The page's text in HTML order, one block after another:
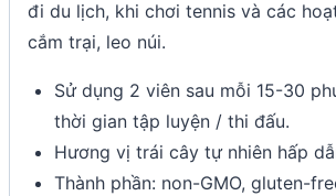
đi du lịch, khi chơi tennis và các
cắm trại, leo núi.
Sử dụng 2 viên sau mỗi 15-30
thời gian tập luyện / thi đấu.
Hương vị trái cây tự nhiên hấp
Thành phần: non-GMO, gluten-